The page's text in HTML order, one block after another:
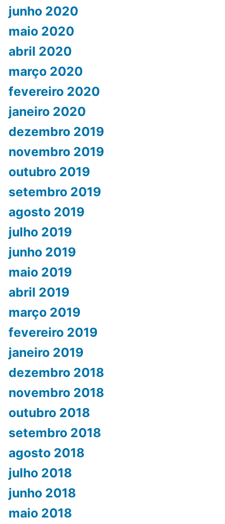
junho 2020
maio 2020
abril 2020
março 2020
fevereiro 2020
janeiro 2020
dezembro 2019
novembro 2019
outubro 2019
setembro 2019
agosto 2019
julho 2019
junho 2019
maio 2019
abril 2019
março 2019
fevereiro 2019
janeiro 2019
dezembro 2018
novembro 2018
outubro 2018
setembro 2018
agosto 2018
julho 2018
junho 2018
maio 2018